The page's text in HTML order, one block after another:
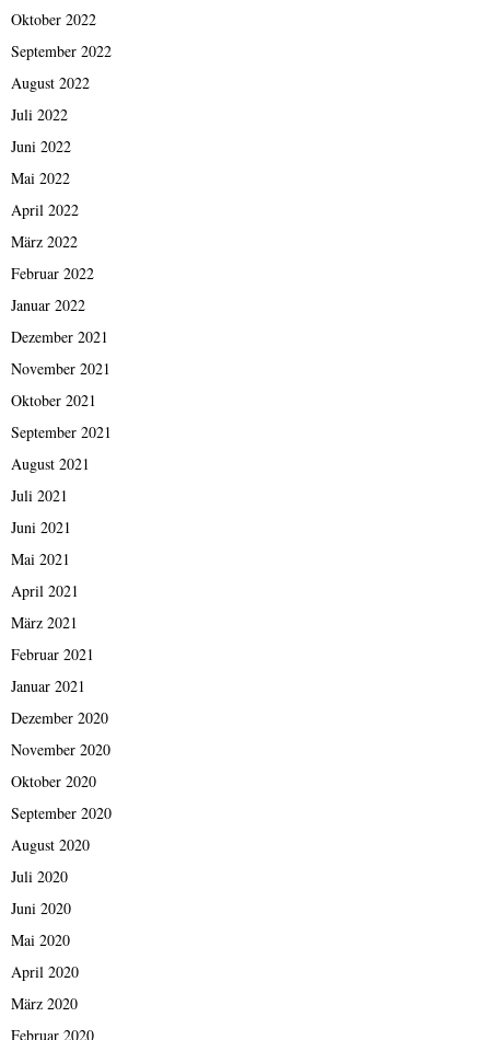
Oktober 2022
September 2022
August 2022
Juli 2022
Juni 2022
Mai 2022
April 2022
März 2022
Februar 2022
Januar 2022
Dezember 2021
November 2021
Oktober 2021
September 2021
August 2021
Juli 2021
Juni 2021
Mai 2021
April 2021
März 2021
Februar 2021
Januar 2021
Dezember 2020
November 2020
Oktober 2020
September 2020
August 2020
Juli 2020
Juni 2020
Mai 2020
April 2020
März 2020
Februar 2020